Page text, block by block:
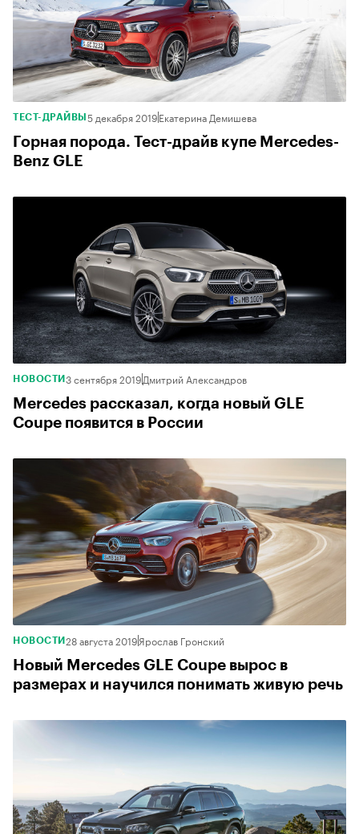
ТЕСТ-ДРАЙВЫ 5 декабря 2019Екатерина Демишева
Горная порода. Тест-драйв купе Mercedes-
Benz GLE
НОВОСТИ 3 сентября 2019Дмитрий Александров
Mercedes рассказал, когда новый GLE
Coupe появится в России
НОВОСТИ 28 августа 2019Ярослав Гронский
Новый Mercedes GLE Coupe вырос в
размерах и научился понимать живую речь